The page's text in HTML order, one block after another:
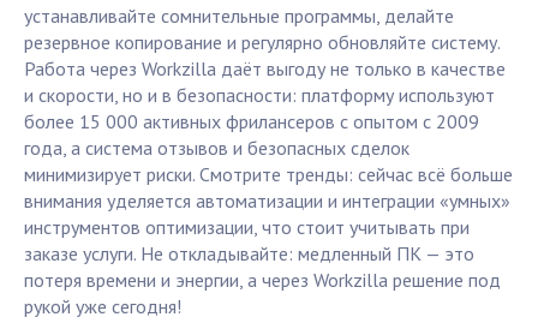
устанавливайте сомнительные программы, делайте
резервное копирование и регулярно обновляйте систему.
Работа через Workzilla даёт выгоду не только в качестве
и скорости, но и в безопасности: платформу используют
более 15 000 активных фрилансеров с опытом с 2009
года, а система отзывов и безопасных сделок
минимизирует риски. Смотрите тренды: сейчас всё больше
внимания уделяется автоматизации и интеграции «умных»
инструментов оптимизации, что стоит учитывать при
заказе услуги. Не откладывайте: медленный ПК — это
потеря времени и энергии, а через Workzilla решение под
рукой уже сегодня!